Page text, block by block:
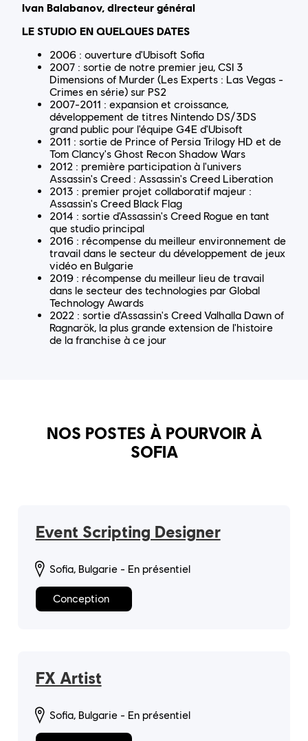
Ivan Balabanov, directeur général
LE STUDIO EN QUELQUES DATES
2006 : ouverture d'Ubisoft Sofia
2007 : sortie de notre premier jeu, CSI 3
Dimensions of Murder (Les Experts : Las Vegas -
Crimes en série) sur PS2
2007-2011 : expansion et croissance,
développement de titres Nintendo DS/3DS
grand public pour l'équipe G4E d'Ubisoft
2011 : sortie de Prince of Persia Trilogy HD et de
Tom Clancy's Ghost Recon Shadow Wars
2012 : première participation à l'univers
Assassin's Creed : Assassin's Creed Liberation
2013 : premier projet collaboratif majeur :
Assassin's Creed Black Flag
2014 : sortie d'Assassin's Creed Rogue en tant
que studio principal
2016 : récompense du meilleur environnement de
travail dans le secteur du développement de jeux
vidéo en Bulgarie
2019 : récompense du meilleur lieu de travail
dans le secteur des technologies par Global
Technology Awards
2022 : sortie d'Assassin's Creed Valhalla Dawn of
Ragnarök, la plus grande extension de l'histoire
de la franchise à ce jour
NOS POSTES À POURVOIR À
SOFIA
Event Scripting Designer
Sofia, Bulgarie - En présentiel
Conception
FX Artist
Sofia, Bulgarie - En présentiel